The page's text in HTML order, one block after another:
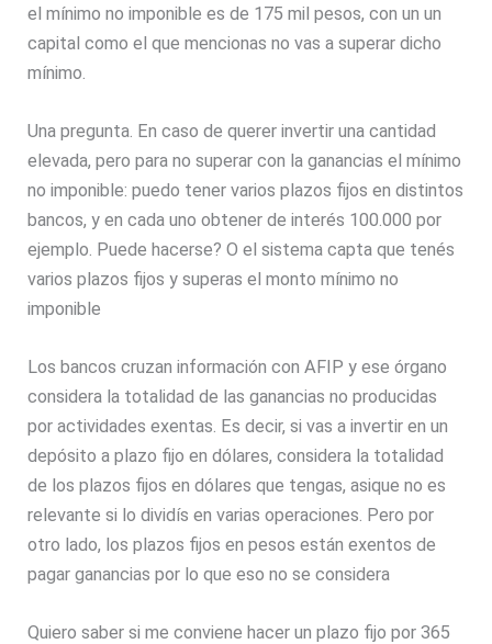
el mínimo no imponible es de 175 mil pesos, con un un
capital como el que mencionas no vas a superar dicho
mínimo.
Una pregunta. En caso de querer invertir una cantidad
elevada, pero para no superar con la ganancias el mínimo
no imponible: puedo tener varios plazos fijos en distintos
bancos, y en cada uno obtener de interés 100.000 por
ejemplo. Puede hacerse? O el sistema capta que tenés
varios plazos fijos y superas el monto mínimo no
imponible
Los bancos cruzan información con AFIP y ese órgano
considera la totalidad de las ganancias no producidas
por actividades exentas. Es decir, si vas a invertir en un
depósito a plazo fijo en dólares, considera la totalidad
de los plazos fijos en dólares que tengas, asique no es
relevante si lo dividís en varias operaciones. Pero por
otro lado, los plazos fijos en pesos están exentos de
pagar ganancias por lo que eso no se considera
Quiero saber si me conviene hacer un plazo fijo por 365